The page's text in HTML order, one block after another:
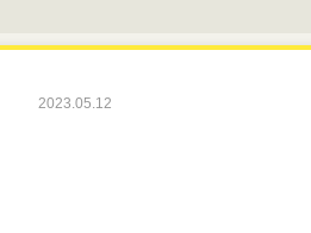
2023.05.12